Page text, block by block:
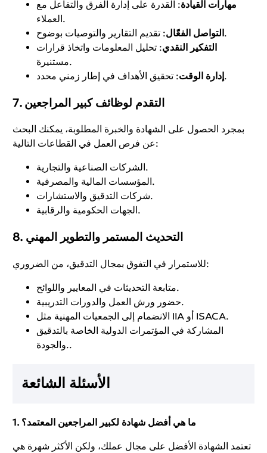
مهارات القيادة: القدرة على إدارة الفرق والتفاعل مع
العملاء.
التواصل الفعّال: تقديم التقارير والتوصيات بوضوح.
التفكير النقدي: تحليل المعلومات واتخاذ قرارات
مستنيرة.
إدارة الوقت: تحقيق الأهداف في إطار زمني محدد.
7. التقدم لوظائف كبير المراجعين
بمجرد الحصول على الشهادة والخبرة المطلوبة، يمكنك البحث
عن فرص العمل في القطاعات التالية:
الشركات الصناعية والتجارية.
المؤسسات المالية والمصرفية.
شركات التدقيق والاستشارات.
الجهات الحكومية والرقابية.
8. التحديث المستمر والتطوير المهني
للاستمرار في التفوق بمجال التدقيق، من الضروري:
متابعة التحديثات في المعايير واللوائح.
حضور ورش العمل والدورات التدريبية.
الانضمام إلى الجمعيات المهنية مثل IIA أو ISACA.
المشاركة في المؤتمرات الدولية الخاصة بالتدقيق
والجودة..
الأسئلة الشائعة
1. ما هي أفضل شهادة لكبير المراجعين المعتمد؟
تعتمد الشهادة الأفضل على مجال عملك، ولكن الأكثر شهرة هي